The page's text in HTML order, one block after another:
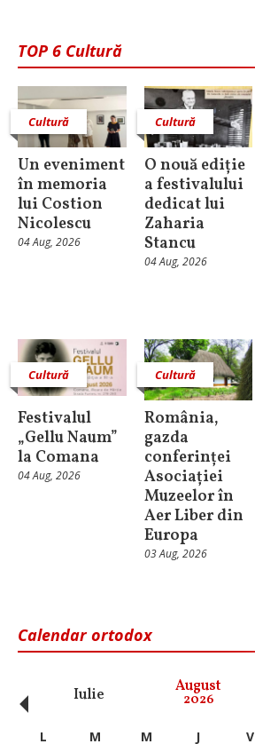
TOP 6 Cultură
Cultură
Un eveniment
în memoria
lui Costion
Nicolescu
04 Aug, 2026
Cultură
O nouă ediție
a festivalului
dedicat lui
Zaharia
Stancu
04 Aug, 2026
Cultură
Festivalul
„Gellu Naum”
la Comana
04 Aug, 2026
Cultură
România,
gazda
conferinței
Asociației
Muzeelor în
Aer Liber din
Europa
03 Aug, 2026
Calendar ortodox
Iulie August
2026
‹ L M M J V